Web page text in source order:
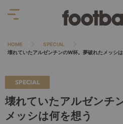
HOME
SPECIAL
壊れていたアルゼンチンのW杯。夢破れたメッシ
SPECIAL
壊れていたアルゼンチ
メッシは何を想う